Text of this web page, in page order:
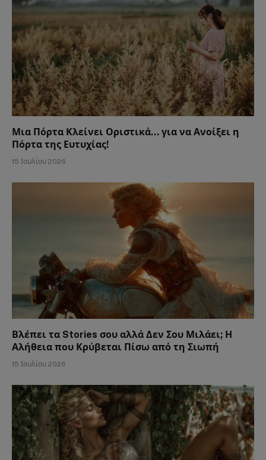
Μια Πόρτα Κλείνει Οριστικά… για να Ανοίξει η
Πόρτα της Ευτυχίας!
15 Ιουλίου 2026
Βλέπει τα Stories σου αλλά Δεν Σου Μιλάει; Η
Αλήθεια που Κρύβεται Πίσω από τη Σιωπή
15 Ιουλίου 2026